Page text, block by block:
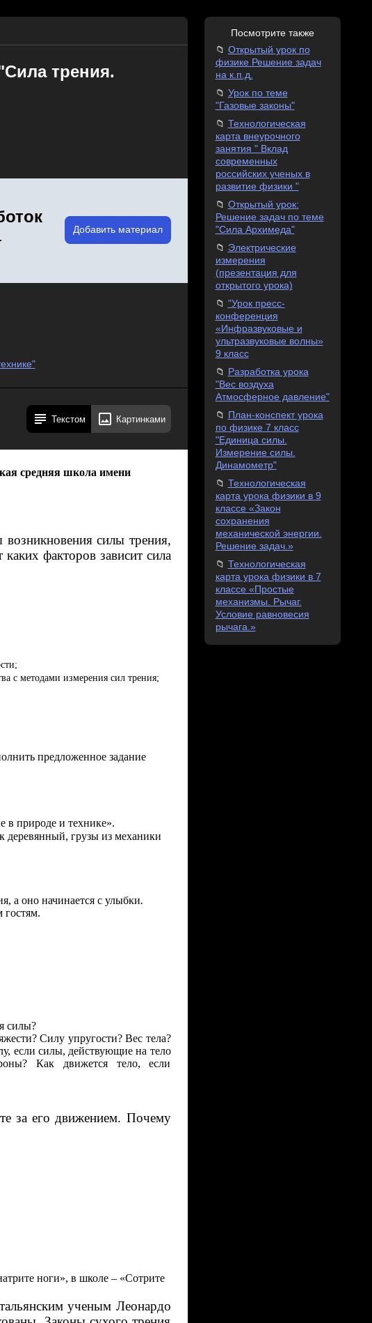
трения.
Добавить материал
Текстом Картинками
средняя школа имени
силы трения,
факторов зависит сила
с методами измерения сил трения;
предложенное задание
в природе и технике».
деревянный, грузы из механики
а оно начинается с улыбки.
гостям.
силы?
Силу упругости? Вес тела?
если силы, действующие на тело
Как движется тело, если
за его движением. Почему
ноги», в школе – «Сотрите
ученым Леонардо
Посмотрите также
Открытый урок по
физике Решение задач
на к.п.д.
Урок по теме
"Газовые законы"
Технологическая
карта внеурочного
занятия " Вклад
современных
российских ученых в
развитие физики "
Открытый урок:
Решение задач по теме
"Сила Архимеда"
Электрические
измерения
(презентация для
открытого урока)
"Урок пресс-
конференция
«Инфразвуковые и
ультразвуковые волны»
9 класс
Разработка урока
"Вес воздуха
Атмосферное давление"
План-конспект урока
по физике 7 класс
"Единица силы.
Измерение силы.
Динамометр"
Технологическая
карта урока физики в 9
классе «Закон
сохранения
механической энергии.
Решение задач.»
Технологическая
карта урока физики в 7
классе «Простые
механизмы. Рычаг.
Условие равновесия
рычага.»